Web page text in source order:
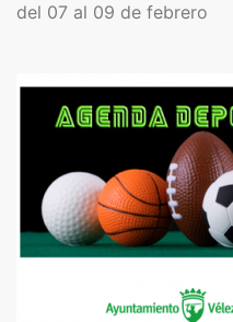
del 07 al 09 de febrero